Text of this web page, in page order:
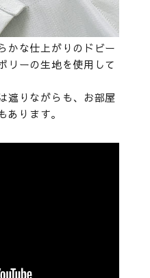
かな仕上がりのドビー
リーの生地を使用して
遮りながらも、お部屋
ります。